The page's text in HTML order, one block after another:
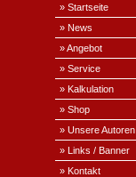
» Startseite
» News
» Angebot
» Service
» Kalkulation
» Shop
» Unsere Autoren
» Links / Banner
» Kontakt